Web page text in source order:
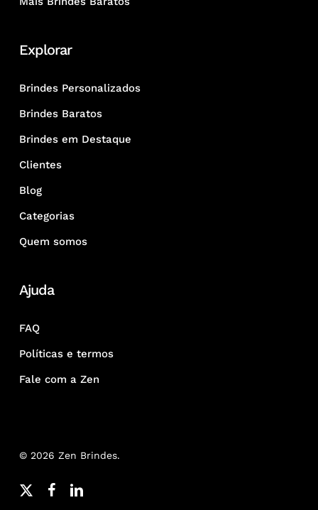
Explorar
Brindes Personalizados
Brindes Baratos
Brindes em Destaque
Clientes
Blog
Categorias
Quem somos
Ajuda
FAQ
Políticas e termos
Fale com a Zen
© 2026 Zen Brindes.
x-
facebooklinkedin